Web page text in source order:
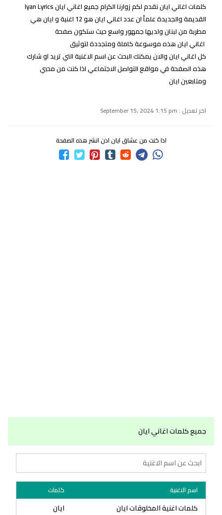
كلمات اغاني ايان نقدم لكم زوارنا الكرام جميع اغاني ايان Iyan Lyrics
القديمة والجديدة علماً ان عدد اغاني ايان هو 12 اغنية و ايان هي
مطربة من لبنان ولديها جمهور واسع حيث ستكون صفحة
اغاني ايان هذه موسوعة كاملة ومتجددة لتوثيق
كل اغاني ايان والان يمكنك البحث عن اسم الاغنية التي تريد او شارك
هذه الصفحة في مواقع التواصل الاجتماعي اذا كنت من محبي
ومتابعين ايان
اخر تعديل : September 15, 2024 1:15 pm
اذا كنت من عشاق ايان اذن انشر هذه الصفحة
جميع كلمات اغاني ايان
اسم الاغنية كلمات
كلمات اغنية المخلوقات ايان
ايان